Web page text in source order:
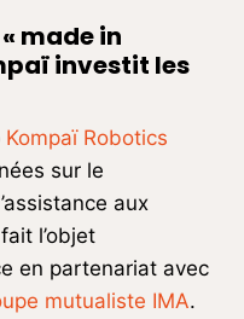
made in
investit les
Kompaï Robotics
sur le
aux
l’objet
en partenariat avec
mutualiste IMA.